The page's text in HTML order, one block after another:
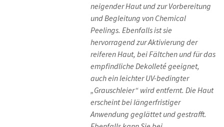
neigender Haut und zur Vorbereitung
und Begleitung von Chemical
Peelings. Ebenfalls ist sie
hervorragend zur Aktivierung der
reiferen Haut, bei Fältchen und für das
empfindliche Dekolleté geeignet,
auch ein leichter UV-bedingter
„Grauschleier“ wird entfernt. Die Haut
erscheint bei längerfristiger
Anwendung geglättet und gestrafft.